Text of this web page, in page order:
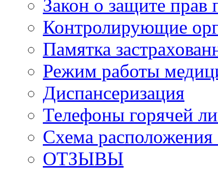
Закон о защите прав
Контролирующие
Памятка
Режим работы
Диспансеризация
Телефоны горячей
Схема расположения
ОТЗЫВЫ